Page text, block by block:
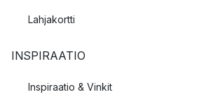
Lahjakortti
INSPIRAATIO
Inspiraatio & Vinkit